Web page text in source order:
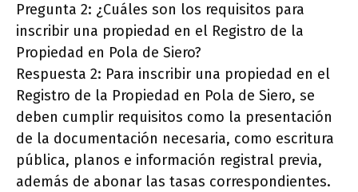
Pregunta 2: ¿Cuáles son los requisitos para
inscribir una propiedad en el Registro de la
Propiedad en Pola de Siero?
Respuesta 2: Para inscribir una propiedad en el
Registro de la Propiedad en Pola de Siero, se
deben cumplir requisitos como la presentación
de la documentación necesaria, como escritura
pública, planos e información registral previa,
además de abonar las tasas correspondientes.